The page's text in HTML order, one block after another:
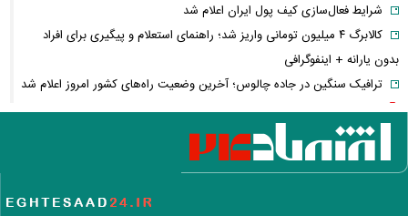
شرایط فعال‌سازی کیف پول ایران اعلام شد
کالابرگ ۴ میلیون تومانی واریز شد؛ راهنمای استعلام و پیگیری برای افراد
بدون یارانه + اینفوگرافی
ترافیک سنگین در جاده چالوس؛ آخرین وضعیت راه‌های کشور امروز اعلام شد
استایل جدید صابر ابر در فضای مجازی پربازدید شد
هواشناسی جدول زمانی بارش‌ها را منتشر کرد/ اوج بارندگی در انتظار کدام
مناطق است؟ + نقشه
سحر دولتشاهی درباره ویدیوی جنجالی: قصد بی‌احترامی به اذان نداشتم